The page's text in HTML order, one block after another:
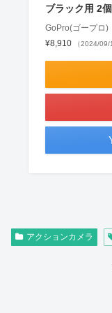
ブラック用 2
GoPro(ゴープロ)
¥8,910
（2024/
アクションカメラ